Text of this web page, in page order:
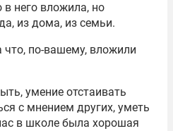
в него вложила, но
из дома, из семьи.
что, по-вашему, вложили
умение отстаивать
с мнением других, уметь
в школе была хорошая